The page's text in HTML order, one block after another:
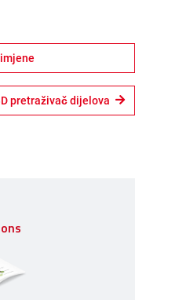
pretraživač dijelova